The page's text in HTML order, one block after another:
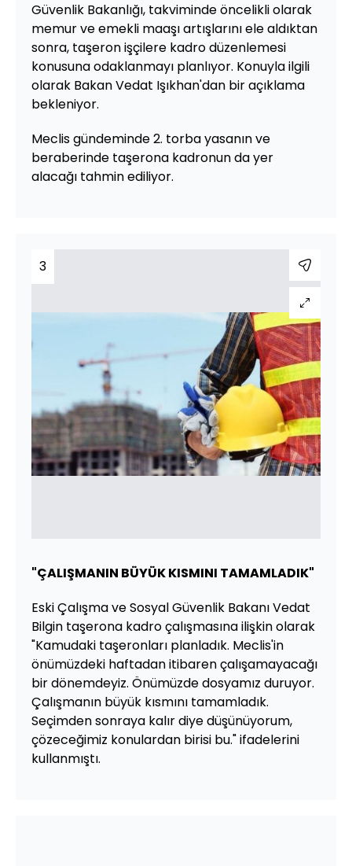
Güvenlik Bakanlığı, takviminde öncelikli olarak
memur ve emekli maaşı artışlarını ele aldıktan
sonra, taşeron işçilere kadro düzenlemesi
konusuna odaklanmayı planlıyor. Konuyla ilgili
olarak Bakan Vedat Işıkhan'dan bir açıklama
bekleniyor.
Meclis gündeminde 2. torba yasanın ve
beraberinde taşerona kadronun da yer
alacağı tahmin ediliyor.
3
"ÇALIŞMANIN BÜYÜK KISMINI TAMAMLADIK"
Eski Çalışma ve Sosyal Güvenlik Bakanı Vedat
Bilgin taşerona kadro çalışmasına ilişkin olarak
"Kamudaki taşeronları planladık. Meclis'in
önümüzdeki haftadan itibaren çalışamayacağı
bir dönemdeyiz. Önümüzde dosyamız duruyor.
Çalışmanın büyük kısmını tamamladık.
Seçimden sonraya kalır diye düşünüyorum,
çözeceğimiz konulardan birisi bu." ifadelerini
kullanmıştı.